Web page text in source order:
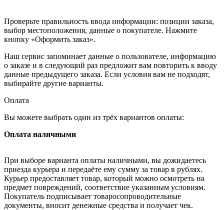
Проверьте правильность ввода информации: позиции заказа,
выбор местоположения, данные о покупателе. Нажмите
кнопку «Оформить заказ».
Наш сервис запоминает данные о пользователе, информацию
о заказе и в следующий раз предложит вам повторить к вводу
данные предыдущего заказа. Если условия вам не подходят,
выбирайте другие варианты.
Оплата
Вы можете выбрать один из трёх вариантов оплаты:
Оплата наличными
При выборе варианта оплаты наличными, вы дожидаетесь
приезда курьера и передаёте ему сумму за товар в рублях.
Курьер предоставляет товар, который можно осмотреть на
предмет повреждений, соответствие указанным условиям.
Покупатель подписывает товаросопроводительные
документы, вносит денежные средства и получает чек.